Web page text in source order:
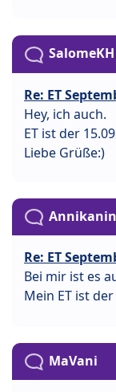
SalomeKH
Re: ET
Hey, ich auch.
ET ist der
Liebe Grüße:)
Re: ET
Bei mir ist es
Mein ET ist
MaVani